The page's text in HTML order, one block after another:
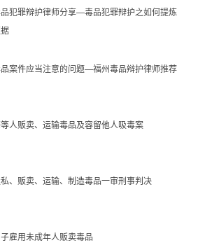
犯罪辩护律师分享—毒品犯罪辩护之如何提炼
案件应当注意的问题—福州毒品辩护律师推荐
人贩卖、运输毒品及容留他人吸毒案
、贩卖、运输、制造毒品一审刑事判决
雇用未成年人贩卖毒品